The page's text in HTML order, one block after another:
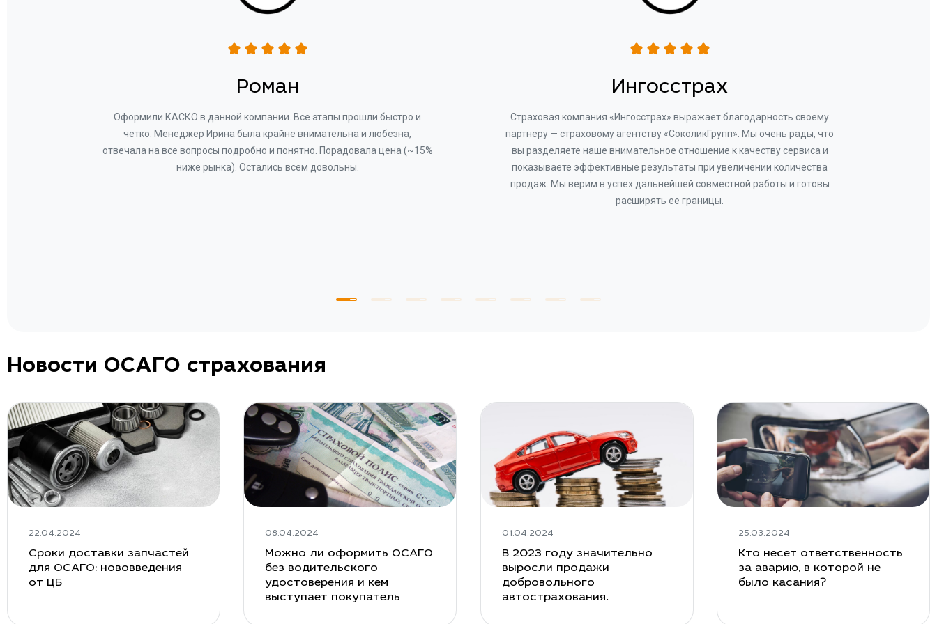
Роман
Оформили КАСКО в данной компании. Все этапы прошли быстро и
четко. Менеджер Ирина была крайне внимательна и любезна,
отвечала на все вопросы подробно и понятно. Порадовала цена (~15%
ниже рынка). Остались всем довольны.
Ингосстрах
Страховая компания «Ингосстрах» выражает благодарность своему
партнеру — страховому агентству «СоколикГрупп». Мы очень рады, что
вы разделяете наше внимательное отношение к качеству сервиса и
показываете эффективные результаты при увеличении количества
продаж. Мы верим в успех дальнейшей совместной работы и готовы
расширять ее границы.
Новости ОСАГО страхования
22.04.2024
Сроки доставки запчастей
для ОСАГО: нововведения
от ЦБ
08.04.2024
Можно ли оформить ОСАГО
без водительского
удостоверения и кем
выступает покупатель
01.04.2024
В 2023 году значительно
выросли продажи
добровольного
автострахования.
25.03.2024
Кто несет ответственность
за аварию, в которой не
было касания?